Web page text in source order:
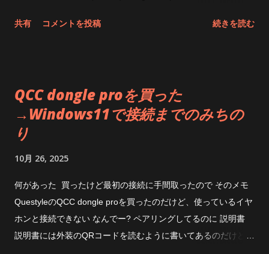
SSDの方が速いじゃん CPUの使用状態はこんな感じ PIO転送な
Memory Dynamicallyというのは、メモリを必要に応じてってこ
とだからと思って以前試したことがあったけど、なんかImDisk
のときは不安定だったんだよな AdvancedのとこにあるUse
クしてみたら速くなった おお、大分速くなった。なったけ
ど・・・・なんで？ これだとImDiskよりちょっと遅いくらいに
なるのか もしやQuickFormatととかでも変わるのか？と思った
けどそこまでやる気も無かったので放置。速くなるわけないよ
ね。 後は圧縮とか、取り外しメディアとかだし。 最近の性能
共有 コメントを投稿 続きを読む
QCC dongle proを買った
→Windows11で接続までのみちの
り
10月 26, 2025
何があった 買ったけど最初の接続に手間取ったので そのメモ
QuestyleのQCC dongle proを買ったのだけど、使っているイヤ
ホンと接続できない なんでー? ペアリングしてるのに 説明書
説明書には外装のQRコードを読むように書いてあるのだけど